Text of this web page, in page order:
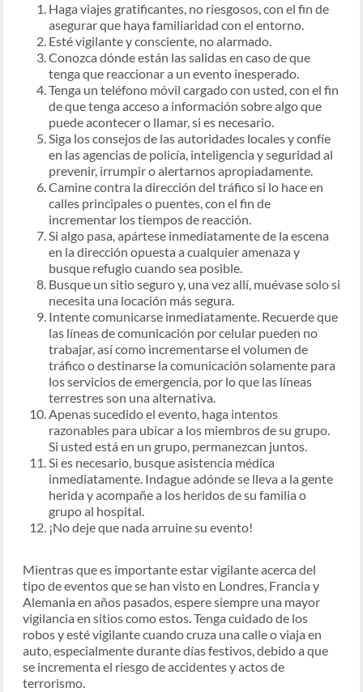
Haga viajes gratificantes, no riesgosos, con el fin de
asegurar que haya familiaridad con el entorno.
Esté vigilante y consciente, no alarmado.
Conozca dónde están las salidas en caso de que
tenga que reaccionar a un evento inesperado.
Tenga un teléfono móvil cargado con usted, con el fin
de que tenga acceso a información sobre algo que
puede acontecer o llamar, si es necesario.
Siga los consejos de las autoridades locales y confíe
en las agencias de policía, inteligencia y seguridad al
prevenir, irrumpir o alertarnos apropiadamente.
Camine contra la dirección del tráfico si lo hace en
calles principales o puentes, con el fin de
incrementar los tiempos de reacción.
Si algo pasa, apártese inmediatamente de la escena
en la dirección opuesta a cualquier amenaza y
busque refugio cuando sea posible.
Busque un sitio seguro y, una vez allí, muévase solo si
necesita una locación más segura.
Intente comunicarse inmediatamente. Recuerde que
las líneas de comunicación por celular pueden no
trabajar, así como incrementarse el volumen de
tráfico o destinarse la comunicación solamente para
los servicios de emergencia, por lo que las líneas
terrestres son una alternativa.
Apenas sucedido el evento, haga intentos
razonables para ubicar a los miembros de su grupo.
Si usted está en un grupo, permanezcan juntos.
Si es necesario, busque asistencia médica
inmediatamente. Indague adónde se lleva a la gente
herida y acompañe a los heridos de su familia o
grupo al hospital.
¡No deje que nada arruine su evento!
Mientras que es importante estar vigilante acerca del
tipo de eventos que se han visto en Londres, Francia y
Alemania en años pasados, espere siempre una mayor
vigilancia en sitios como estos. Tenga cuidado de los
robos y esté vigilante cuando cruza una calle o viaja en
auto, especialmente durante días festivos, debido a que
se incrementa el riesgo de accidentes y actos de
terrorismo.